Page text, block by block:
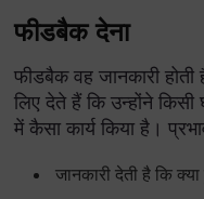
फीडबैक देना
फीडबैक वह जानकारी
लिए देते हैं कि उन्होंने किसी
में कैसा कार्य किया है।
जानकारी देती है कि